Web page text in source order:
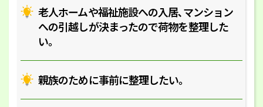
老人ホームや福祉施設への入居､マンション
への引越しが決まったので荷物を整理した
い｡
親族のために事前に整理したい｡